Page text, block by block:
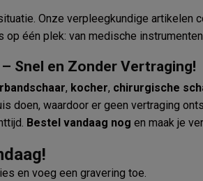
Onze verpleegkundige artikelen
één plek: van medische
Snel en Zonder Vertraging!
, kocher, chirurgische
doen, waardoor er geen vertraging
Bestel vandaag nog en maak je
en voeg een gravering toe.